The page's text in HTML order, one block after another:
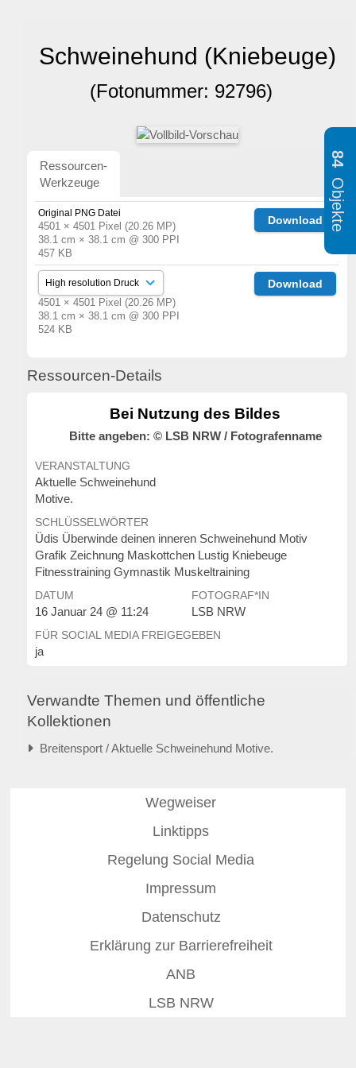
Schweinehund (Kniebeuge)
(Fotonummer: 92796)
Ressourcen-
Werkzeuge
Original PNG Datei
4501 × 4501 Pixel (20.26 MP)
38.1 cm × 38.1 cm @ 300 PPI
457 KB
Download
4501 × 4501 Pixel (20.26 MP)
38.1 cm × 38.1 cm @ 300 PPI
524 KB
Download
Ressourcen-Details
Bei Nutzung des Bildes
Bitte angeben: © LSB NRW / Fotografenname
VERANSTALTUNG
Aktuelle Schweinehund
Motive.
SCHLÜSSELWÖRTER
Üdis Überwinde deinen inneren Schweinehund Motiv
Grafik Zeichnung Maskottchen Lustig Kniebeuge
Fitnesstraining Gymnastik Muskeltraining
DATUM
16 Januar 24 @ 11:24
FOTOGRAF*IN
LSB NRW
FÜR SOCIAL MEDIA FREIGEGEBEN
ja
Verwandte Themen und öffentliche
Kollektionen
Breitensport / Aktuelle Schweinehund Motive.
Wegweiser
Linktipps
Regelung Social Media
Impressum
Datenschutz
Erklärung zur Barrierefreiheit
ANB
LSB NRW
84
Objekte